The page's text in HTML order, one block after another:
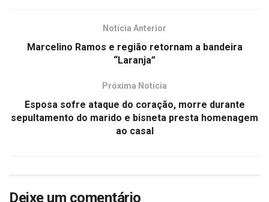
Notícia Anterior
Marcelino Ramos e região retornam a bandeira
“Laranja”
Próxima Notícia
Esposa sofre ataque do coração, morre durante
sepultamento do marido e bisneta presta homenagem
ao casal
Deixe um comentário